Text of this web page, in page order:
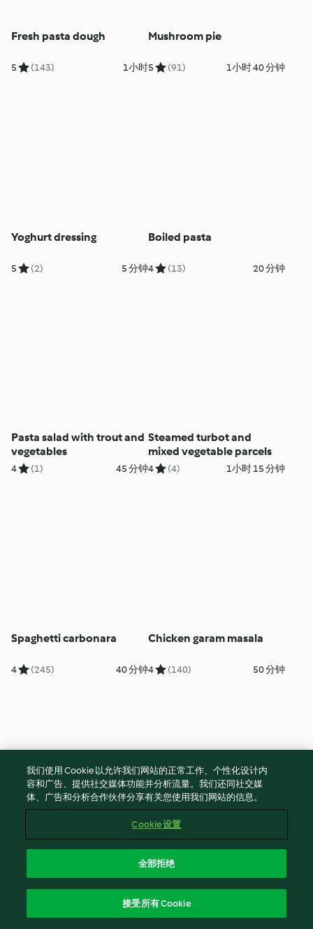
Fresh pasta dough
5 (143) 1小时
Mushroom pie
5 (91) 1小时 40 分钟
Yoghurt dressing
5 (2) 5 分钟
Boiled pasta
4 (13) 20 分钟
Pasta salad with trout and
vegetables
4 (1) 45 分钟
Steamed turbot and
mixed vegetable parcels
4 (4) 1小时 15 分钟
Spaghetti carbonara
4 (245) 40 分钟
Chicken garam masala
4 (140) 50 分钟
Butter biscuits
50 分钟
Trout with hollandaise
sauce
5 (10)
我们使用 Cookie 以允许我们网站的正常工作、个性化设计内
容和广告、提供社交媒体功能并分析流量。我们还同社交媒
体、广告和分析合作伙伴分享有关您使用我们网站的信息。
Cookie 设置
全部拒绝
接受所有 Cookie